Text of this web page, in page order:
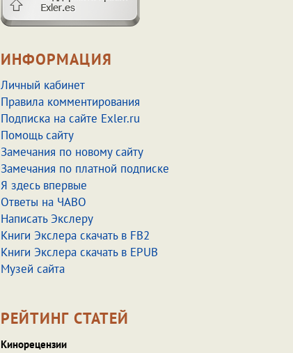
ИНФОРМАЦИЯ
Личный кабинет
Правила комментирования
Подписка на сайте Exler.ru
Помощь сайту
Замечания по новому сайту
Замечания по платной подписке
Я здесь впервые
Ответы на ЧАВО
Написать Экслеру
Книги Экслера скачать в FB2
Книги Экслера скачать в EPUB
Музей сайта
РЕЙТИНГ СТАТЕЙ
Кинорецензии